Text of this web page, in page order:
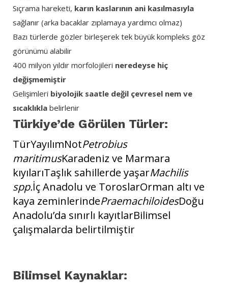
Sıçrama hareketi, karın kaslarının ani kasılmasıyla
sağlanır (arka bacaklar zıplamaya yardımcı olmaz)
Bazı türlerde gözler birleşerek tek büyük kompleks göz
görünümü alabilir
400 milyon yıldır morfolojileri neredeyse hiç
değişmemiştir
Gelişimleri biyolojik saatle değil çevresel nem ve
sıcaklıkla belirlenir
Türkiye’de Görülen Türler:
TürYayılımNotPetrobius
maritimusKaradeniz ve Marmara
kıyılarıTaşlık sahillerde yaşarMachilis
spp.İç Anadolu ve ToroslarOrman altı ve
kaya zeminlerindePraemachiloidesDoğu
Anadolu’da sınırlı kayıtlarBilimsel
çalışmalarda belirtilmiştir
Bilimsel Kaynaklar: